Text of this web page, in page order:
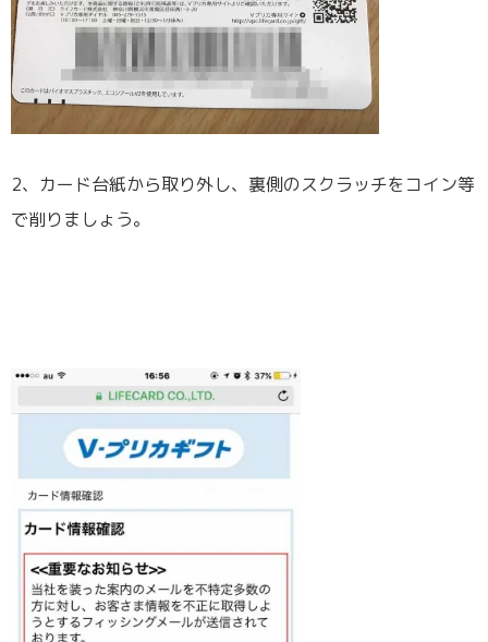
2、カード台紙から取り外し、裏側のスクラッチをコイン等
で削りましょう。